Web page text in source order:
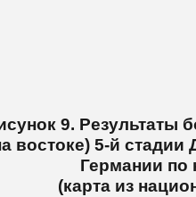
9. Результаты
востоке) 5-й
Германии по
(карта из